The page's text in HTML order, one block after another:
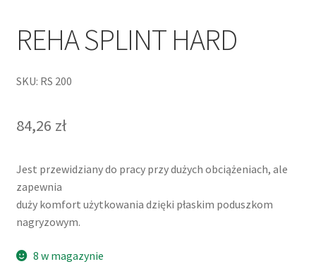
REHA SPLINT HARD
SKU: RS 200
84,26 zł
Jest przewidziany do pracy przy dużych obciążeniach, ale
zapewnia
duży komfort użytkowania dzięki płaskim poduszkom
nagryzowym.
8 w magazynie